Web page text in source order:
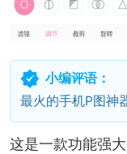
小编评语：
最火的手机P图神
这是一款功能强